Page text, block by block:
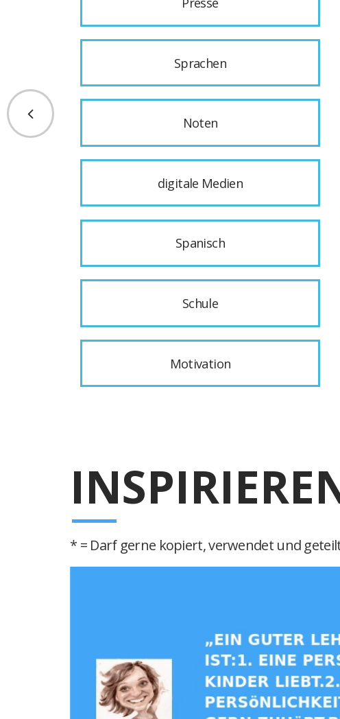
Sprachen
Noten
digitale Medien
Spanisch
Schule
Motivation
* = Darf gerne kopiert, verwendet und